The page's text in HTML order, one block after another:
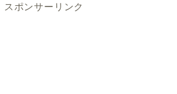
スポンサーリンク